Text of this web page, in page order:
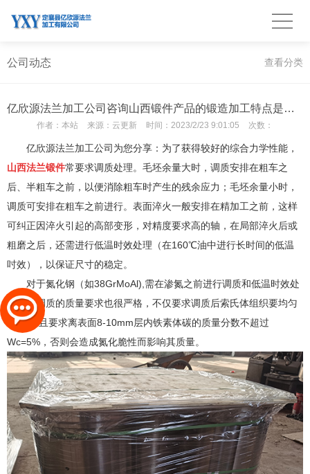
公司动态 查看分类
亿欣源法兰加工公司咨询山西锻件产品的锻造加工特点是什么？
作者： 本站 来源： 云更新 时间： 2023/2/23 9:01:05 次数：
亿欣源法兰加工公司为您分享：为了获得较好的综合力学性能，
山西法兰锻件常要求调质处理。毛坯余量大时，调质安排在粗车之
后、半粗车之前，以便消除粗车时产生的残余应力；毛坯余量小时，
调质可安排在粗车之前进行。表面淬火一般安排在精加工之前，这样
可纠正因淬火引起的高部变形，对精度要求高的轴，在局部淬火后或
粗磨之后，还需进行低温时效处理（在160℃油中进行长时间的低温
吋效），以保证尺寸的稳定。
对于氮化钢（如38GrMoAl),需在渗氮之前进行调质和低温时效处
理。对调质的质量要求也很严格，不仅要求调质后索氏体组织要均匀
细化.而且要求离表面8-10mm层内铁素体碳的质量分数不超过
Wc=5%，否则会造成氮化脆性而影响其质量。